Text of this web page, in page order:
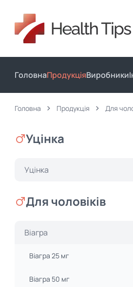
ГоловнаПродукціяВиробники
Головна Продукція Для
Уцінка
Уцінка
Для чоловіків
Віагра
Віагра 25 мг
Віагра 50 мг